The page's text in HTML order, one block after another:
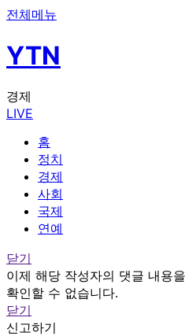
전체메뉴
YTN
경제
LIVE
홈
정치
경제
사회
국제
연예
닫기
이제 해당 작성자의 댓글 내용을
확인할 수 없습니다.
닫기
신고하기